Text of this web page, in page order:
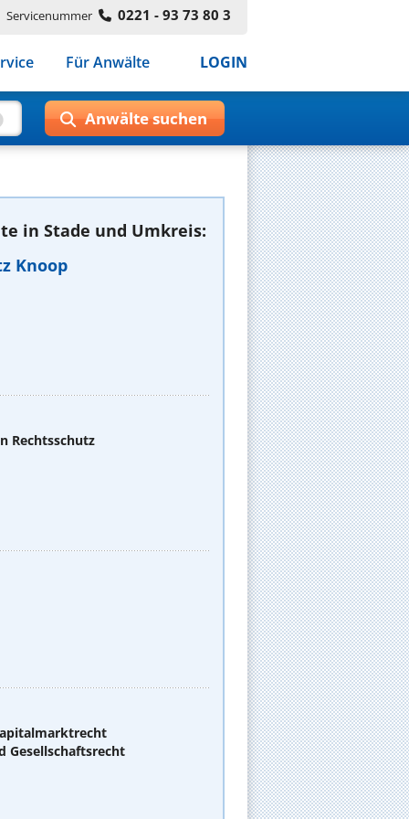
Servicenummer 0221 - 93 73 80 3
Für Anwälte LOGIN
in Stade und Umkreis:
Knoop
Rechtsschutz
Gesellschaftsrecht